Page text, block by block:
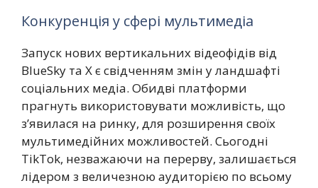
Конкуренція у сфері мультимедіа
Запуск нових вертикальних відеофідів від
BlueSky та X є свідченням змін у ландшафті
соціальних медіа. Обидві платформи
прагнуть використовувати можливість, що
з’явилася на ринку, для розширення своїх
мультимедійних можливостей. Сьогодні
TikTok, незважаючи на перерву, залишається
лідером з величезною аудиторією по всьому